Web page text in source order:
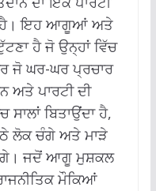
ਇਹ ਆਗੂਆਂ ਅਤੇ
ਹੈ ਜੋ ਉਨ੍ਹਾਂ ਵਿੱਚ
ਜੋ ਘਰ-ਘਰ ਪ੍ਰਚਾਰ
ਅਤੇ ਪਾਰਟੀ ਦੀ
ਸਾਲਾਂ ਬਿਤਾਉਂਦਾ ਹੈ,
ਲੋਕ ਚੰਗੇ ਅਤੇ ਮਾੜੇ
ਜਦੋਂ ਆਗੂ ਮੁਸ਼ਕਲ
ਮੌਕਿਆਂ